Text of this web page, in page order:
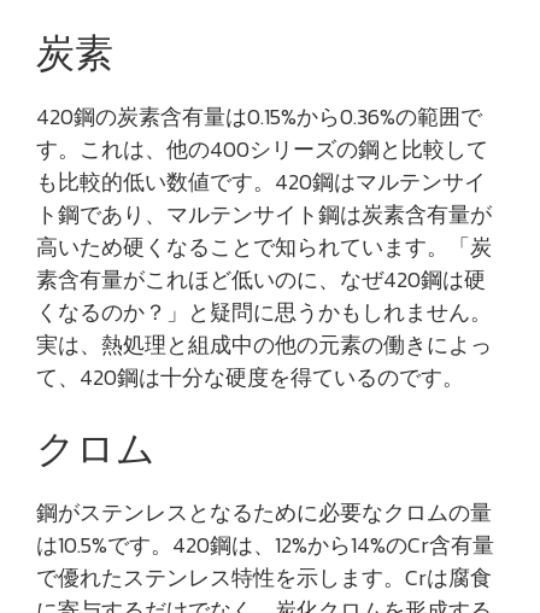
炭素
420鋼の炭素含有量は0.15%から0.36%の範囲で
す。これは、他の400シリーズの鋼と比較して
も比較的低い数値です。420鋼はマルテンサイ
ト鋼であり、マルテンサイト鋼は炭素含有量が
高いため硬くなることで知られています。「炭
素含有量がこれほど低いのに、なぜ420鋼は硬
くなるのか？」と疑問に思うかもしれません。
実は、熱処理と組成中の他の元素の働きによっ
て、420鋼は十分な硬度を得ているのです。
クロム
鋼がステンレスとなるために必要なクロムの量
は10.5%です。420鋼は、12%から14%のCr含有量
で優れたステンレス特性を示します。Crは腐食